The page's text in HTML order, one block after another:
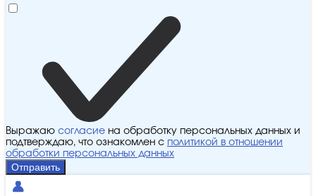
Выражаю согласие на обработку персональных данных и
подтверждаю, что ознакомлен с политикой в отношении
обработки персональных данных
Отправить